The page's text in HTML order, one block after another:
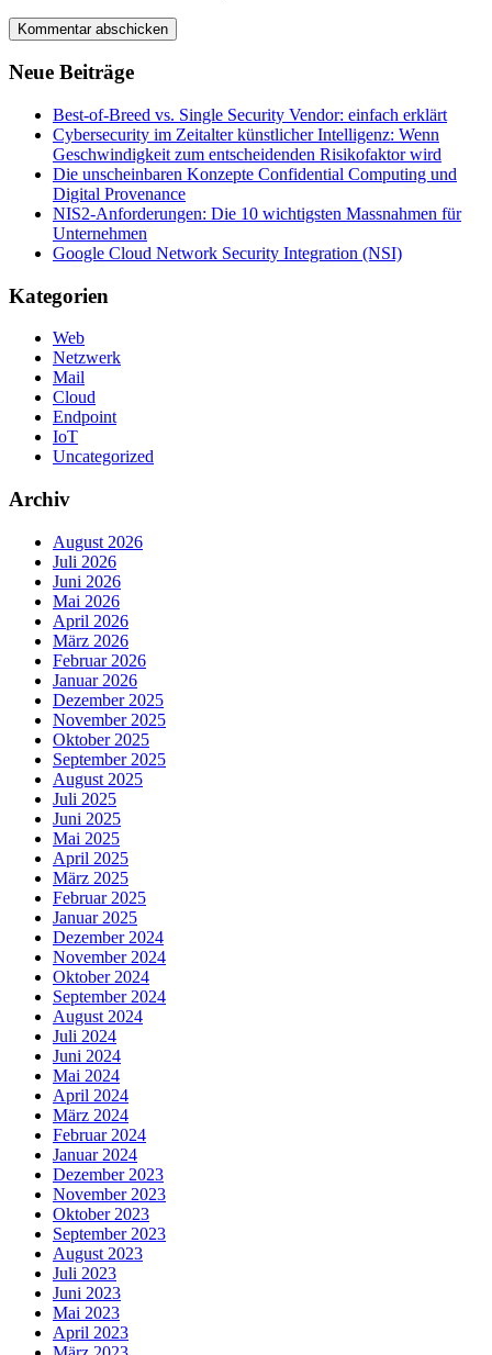
Neue Beiträge
Best-of-Breed vs. Single Security Vendor: einfach erklärt
Cybersecurity im Zeitalter künstlicher Intelligenz: Wenn
Geschwindigkeit zum entscheidenden Risikofaktor wird
Die unscheinbaren Konzepte Confidential Computing und
Digital Provenance
NIS2-Anforderungen: Die 10 wichtigsten Massnahmen für
Unternehmen
Google Cloud Network Security Integration (NSI)
Kategorien
Web
Netzwerk
Mail
Cloud
Endpoint
IoT
Uncategorized
Archiv
August 2026
Juli 2026
Juni 2026
Mai 2026
April 2026
März 2026
Februar 2026
Januar 2026
Dezember 2025
November 2025
Oktober 2025
September 2025
August 2025
Juli 2025
Juni 2025
Mai 2025
April 2025
März 2025
Februar 2025
Januar 2025
Dezember 2024
November 2024
Oktober 2024
September 2024
August 2024
Juli 2024
Juni 2024
Mai 2024
April 2024
März 2024
Februar 2024
Januar 2024
Dezember 2023
November 2023
Oktober 2023
September 2023
August 2023
Juli 2023
Juni 2023
Mai 2023
April 2023